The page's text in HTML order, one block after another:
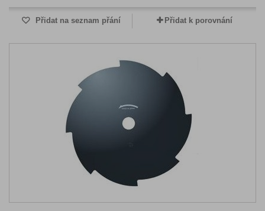
Přidat na seznam přání Přidat k porovnání